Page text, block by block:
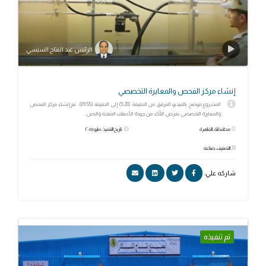
الرئيس عبد الفتاح السيسي
إنشاء مركز الفحص والمعايرة التخصصي
المشروع موضح بالفيديو المرفق من الدقيقة (9:28) إلى الدقيقة (09:55). تم إنشاء مركز الفحص
والمعايرة التخصصي بغرض التأكد من جودة الأصناف المنتجة والاص...
محافظة: القاهرة
التصنيف: صناعة
تاريخ التنفيذ: مايو ٢٠١٥
شاركه علي:
تم تنفيذه